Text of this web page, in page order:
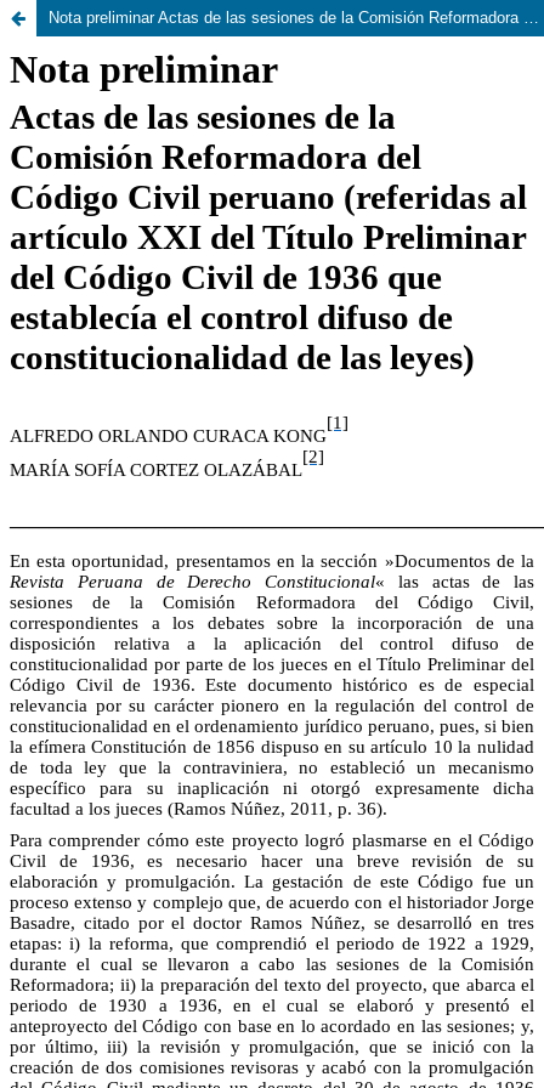
Nota preliminar Actas de las sesiones de la Comisión Reformadora del Código Civil peruano (referidas al artículo XXI del Título Preliminar del Código Civil de 1936 que establecía el control difuso de constitucionalidad de las leyes)